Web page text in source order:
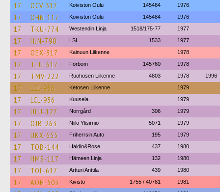
17 OCV-317 Koiviston Oulu 145484 1976
17 OHN-117 Koiviston Oulu 145484 1976
17 TKU-774 Westendin Linja 1518/175-77 1977
17 HJN-790 LSL 1533 1977
17 OEX-317 Kainuun Liikenne 1978
17 TLU-617 Förbom 145760 1978
17 TMV-222 Ruohosen Liikenne 4803 1978 1996
17 LCL-936 Ketosen Liikenne 1979
17 LCL-936 Kuusela 1979
17 ULU-127 Norrgård 306 1979
17 OJB-263 Niilo Ylisirniö 5071 1979
17 UKX-655 Friherrsin Auto 195 1979
17 TOB-144 Haldin&Rose 437 1980
17 HMS-117 Hämeen Linja 132 1980
17 TOL-617 Artturi Anttila 439 1980
17 AOH-503 Kivistö 1755 / 40781 1981